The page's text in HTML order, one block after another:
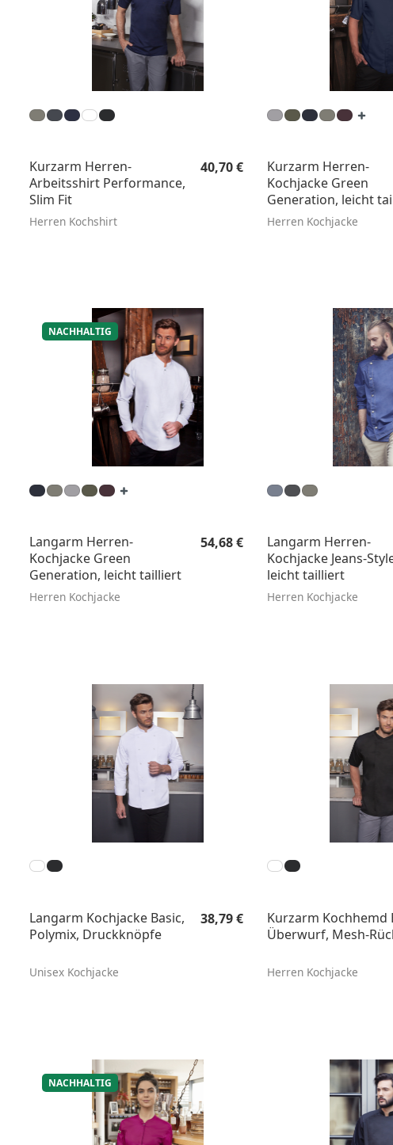
Kurzarm Herren-
Arbeitsshirt Performance,
Slim Fit
Herren Kochshirt
Regulärer Preis:
40,70 €
Kurzarm Herren-
Kochjacke Green
Generation, leicht
Herren Kochjacke
NACHHALTIG
Langarm Herren-
Kochjacke Green
Generation, leicht tailliert
Herren Kochjacke
Regulärer Preis:
54,68 €
Langarm Herren-
Kochjacke Jeans-
leicht tailliert
Herren Kochjacke
Langarm Kochjacke Basic,
Polymix, Druckknöpfe
Unisex Kochjacke
Regulärer Preis:
38,79 €
Kurzarm Kochhemd
Überwurf, Mesh-
Herren Kochjacke
NACHHALTIG